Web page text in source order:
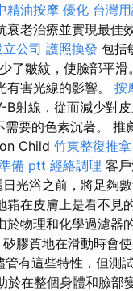
精油按摩 優化 台灣
老治療並實現最佳
公司 護照換發 包括
了皺紋，使臉部平滑
害光線的影響。 按
射線，從而減少對
要的色素沉著。 推
Child 竹東整復推拿
備 ptt 經絡調理 客
光浴之前，將足夠
霜在皮膚上是看不見
於物理和化學過濾器
膠質地在滑動時會
管有這些特性，但測
在整個身體和臉部